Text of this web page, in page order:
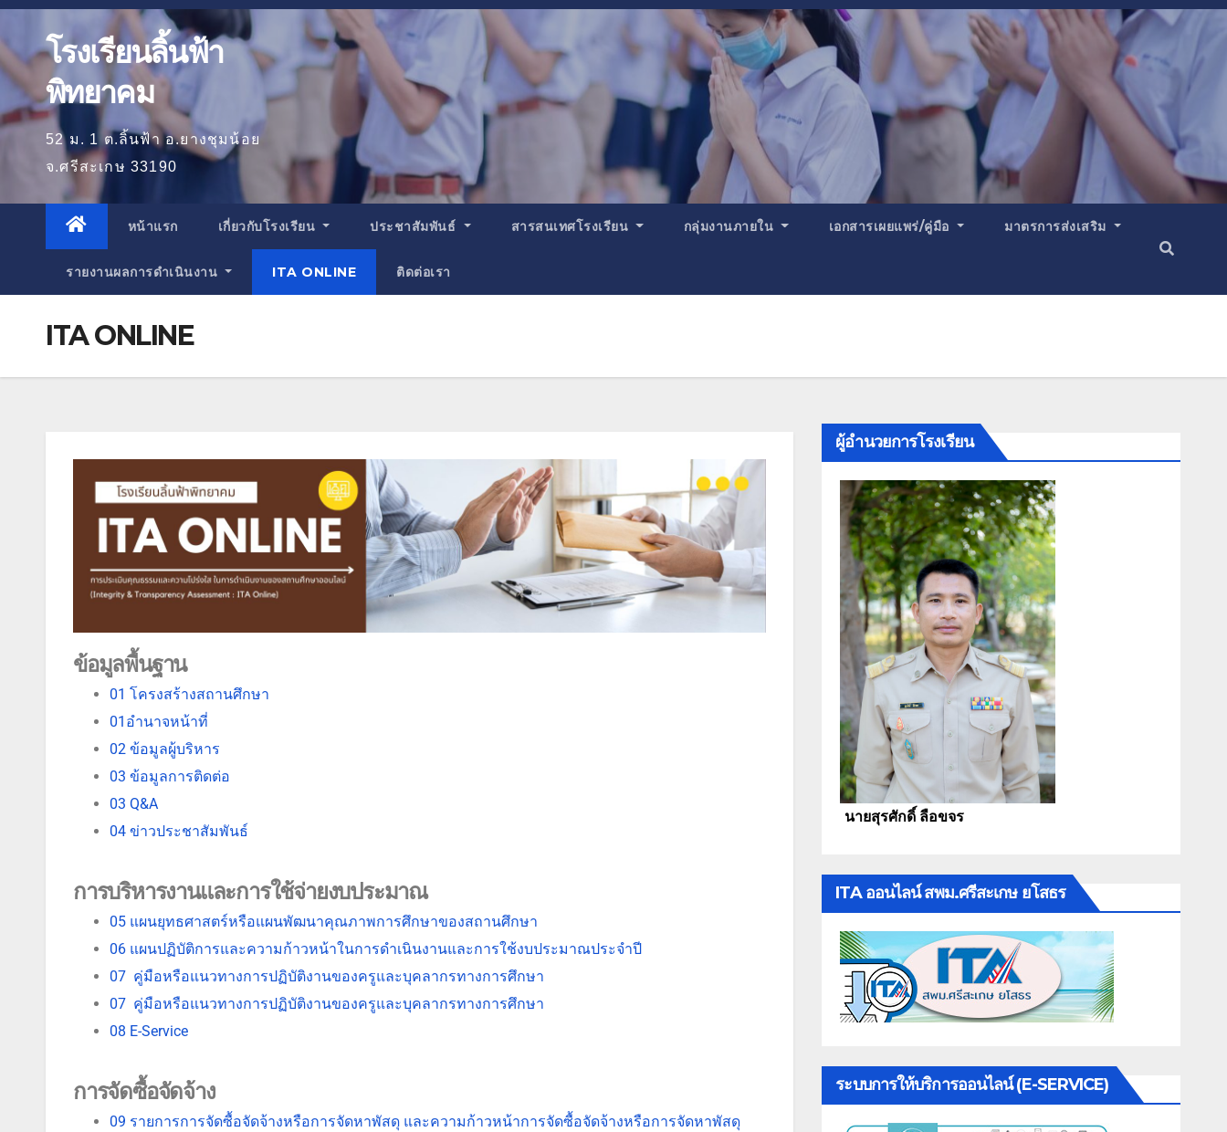
โรงเรียนลิ้นฟ้า
พิทยาคม
52 ม. 1 ต.ลิ้นฟ้า อ.ยางชุมน้อย
จ.ศรีสะเกษ 33190
หน้าแรก เกี่ยวกับโรงเรียน ประชาสัมพันธ์ สารสนเทศโรงเรียน กลุ่มงานภายใน เอกสารเผยแพร่/คู่มือ มาตรการส่งเสริม
รายงานผลการดำเนินงาน ITA ONLINE ติดต่อเรา
ITA ONLINE
ข้อมูลพื้นฐาน
01 โครงสร้างสถานศึกษา
01อำนาจหน้าที่
02 ข้อมูลผู้บริหาร
03 ข้อมูลการติดต่อ
03 Q&A
04 ข่าวประชาสัมพันธ์
การบริหารงานและการใช้จ่ายงบประมาณ
05 แผนยุทธศาสตร์หรือแผนพัฒนาคุณภาพการศึกษาของสถานศึกษา
06 แผนปฏิบัติการและความก้าวหน้าในการดำเนินงานและการใช้งบประมาณประจำปี
07 คู่มือหรือแนวทางการปฏิบัติงานของครูและบุคลากรทางการศึกษา
07 คู่มือหรือแนวทางการปฏิบัติงานของครูและบุคลากรทางการศึกษา
08 E-Service
การจัดซื้อจัดจ้าง
09 รายการการจัดซื้อจัดจ้างหรือการจัดหาพัสดุ และความก้าวหน้าการจัดซื้อจัดจ้างหรือการจัดหาพัสดุ
ผู้อำนวยการโรงเรียน
นายสุรศักดิ์ ลือขจร
ITA ออนไลน์ สพม.ศรีสะเกษ ยโสธร
ระบบการให้บริการออนไลน์ (E-SERVICE)